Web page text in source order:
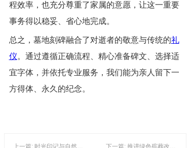
程效率，也充分尊重了家属的意愿，让这一重要
事务得以稳妥、省心地完成。
总之，墓地刻碑融合了对逝者的敬意与传统的礼
仪。通过遵循正确流程、精心准备碑文、选择适
宜字体，并依托专业服务，我们能为亲人留下一
方得体、永久的纪念。
上一篇: 时光印记与自然新生：玫瑰苑树葬区升级完成 下一篇: 推进绿色殡葬改革，共建文明生态家园